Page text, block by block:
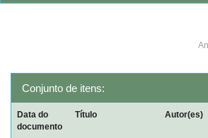
Conjunto de itens:
Data do
documento
Título Autor(es)